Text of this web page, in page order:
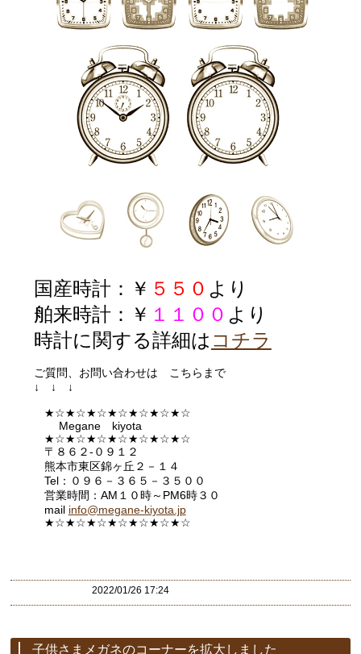
国産時計：￥ ５５０ より
舶来時計：￥ １１００ より
時計に関する詳細は コチラ
ご質問、お問い合わせは こちらまで
↓ ↓ ↓
★☆★☆★☆★☆★☆★☆★☆
Megane kiyota
★☆★☆★☆★☆★☆★☆★☆
〒８６２-０９１２
熊本市東区錦ヶ丘２－１４
Tel：０９６－３６５－３５００
営業時間：AM１０時～PM6時３０
mail info@megane-kiyota.jp
★☆★☆★☆★☆★☆★☆★☆
2022/01/26 17:24
子供さまメガネのコーナーを拡大しました